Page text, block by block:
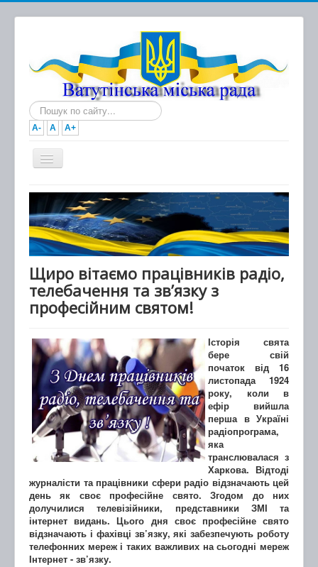
Пошук...
A- A A+
Головна
Новини
Документи
Міська рада
Виконавчий комітет
Про місто та громаду
Щиро вітаємо працівників радіо,
телебачення та зв’язку з
професійним святом!
Історія свята
бере свій
початок від 16
листопада 1924
року, коли в
ефір вийшла
перша в Україні
радіопрограма,
яка
транслювалася з
Харкова. Відтоді
журналісти та працівники сфери радіо відзначають цей
день як своє професійне свято. Згодом до них
долучилися телевізійники, представники ЗМІ та
інтернет видань. Цього дня своє професійне свято
відзначають і фахівці зв’язку, які забезпечують роботу
телефонних мереж і таких важливих на сьогодні мереж
Інтернет - зв’язку.